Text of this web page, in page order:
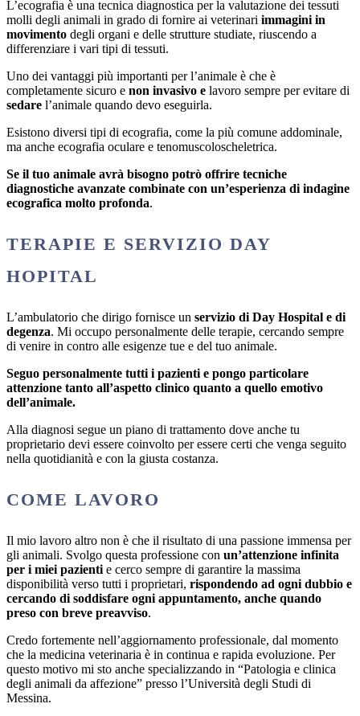
L’ecografia è una tecnica diagnostica per la valutazione dei tessuti
molli degli animali in grado di fornire ai veterinari immagini in
movimento degli organi e delle strutture studiate, riuscendo a
differenziare i vari tipi di tessuti.
Uno dei vantaggi più importanti per l’animale è che è
completamente sicuro e non invasivo e lavoro sempre per evitare di
sedare l’animale quando devo eseguirla.
Esistono diversi tipi di ecografia, come la più comune addominale,
ma anche ecografia oculare e tenomuscoloscheletrica.
Se il tuo animale avrà bisogno potrò offrire tecniche
diagnostiche avanzate combinate con un’esperienza di indagine
ecografica molto profonda.
TERAPIE E SERVIZIO DAY
HOPITAL
L’ambulatorio che dirigo fornisce un servizio di Day Hospital e di
degenza. Mi occupo personalmente delle terapie, cercando sempre
di venire in contro alle esigenze tue e del tuo animale.
Seguo personalmente tutti i pazienti e pongo particolare
attenzione tanto all’aspetto clinico quanto a quello emotivo
dell’animale.
Alla diagnosi segue un piano di trattamento dove anche tu
proprietario devi essere coinvolto per essere certi che venga seguito
nella quotidianità e con la giusta costanza.
COME LAVORO
Il mio lavoro altro non è che il risultato di una passione immensa per
gli animali. Svolgo questa professione con un’attenzione infinita
per i miei pazientie cerco sempre di garantire la massima
disponibilità verso tutti i proprietari, rispondendo ad ogni dubbio e
cercando di soddisfare ogni appuntamento, anche quando
preso con breve preavviso.
Credo fortemente nell’aggiornamento professionale, dal momento
che la medicina veterinaria è in continua e rapida evoluzione. Per
questo motivo mi sto anche specializzando in “Patologia e clinica
degli animali da affezione” presso l’Università degli Studi di
Messina.